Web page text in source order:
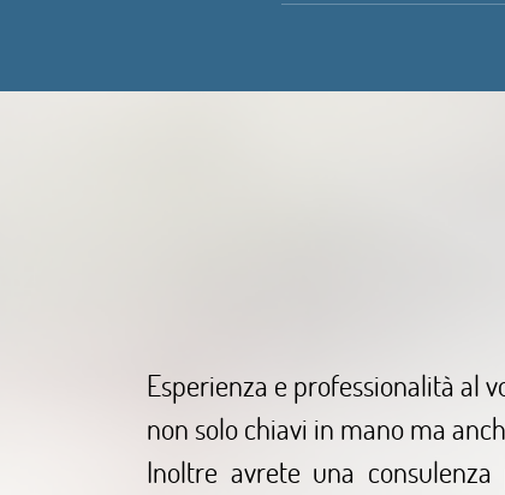
Esperienza e professionalità al
non solo chiavi in mano ma
Inoltre avrete una